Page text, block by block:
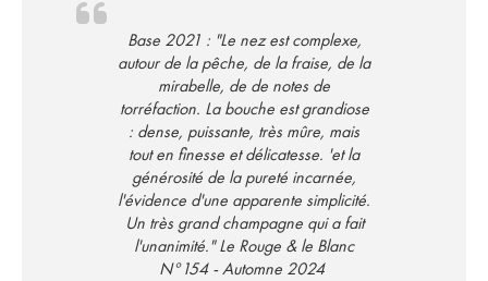
Base 2021 : "Le nez est complexe,
autour de la pêche, de la fraise, de la
mirabelle, de de notes de
torréfaction. La bouche est grandiose
: dense, puissante, très mûre, mais
tout en finesse et délicatesse. 'et la
générosité de la pureté incarnée,
l'évidence d'une apparente simplicité.
Un très grand champagne qui a fait
l'unanimité." Le Rouge & le Blanc
N°154 - Automne 2024